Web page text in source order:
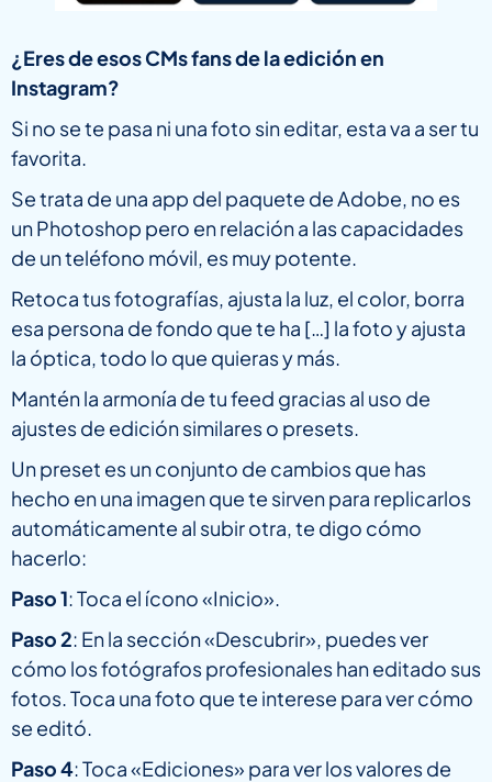
¿Eres de esos CMs fans de la edición en
Instagram?
Si no se te pasa ni una foto sin editar, esta va a ser tu
favorita.
Se trata de una app del paquete de Adobe, no es
un Photoshop pero en relación a las capacidades
de un teléfono móvil, es muy potente.
Retoca tus fotografías, ajusta la luz, el color, borra
esa persona de fondo que te ha […] la foto y ajusta
la óptica, todo lo que quieras y más.
Mantén la armonía de tu feed gracias al uso de
ajustes de edición similares o presets.
Un preset es un conjunto de cambios que has
hecho en una imagen que te sirven para replicarlos
automáticamente al subir otra, te digo cómo
hacerlo:
Paso 1: Toca el ícono «Inicio».
Paso 2: En la sección «Descubrir», puedes ver
cómo los fotógrafos profesionales han editado sus
fotos. Toca una foto que te interese para ver cómo
se editó.
Paso 4: Toca «Ediciones» para ver los valores de